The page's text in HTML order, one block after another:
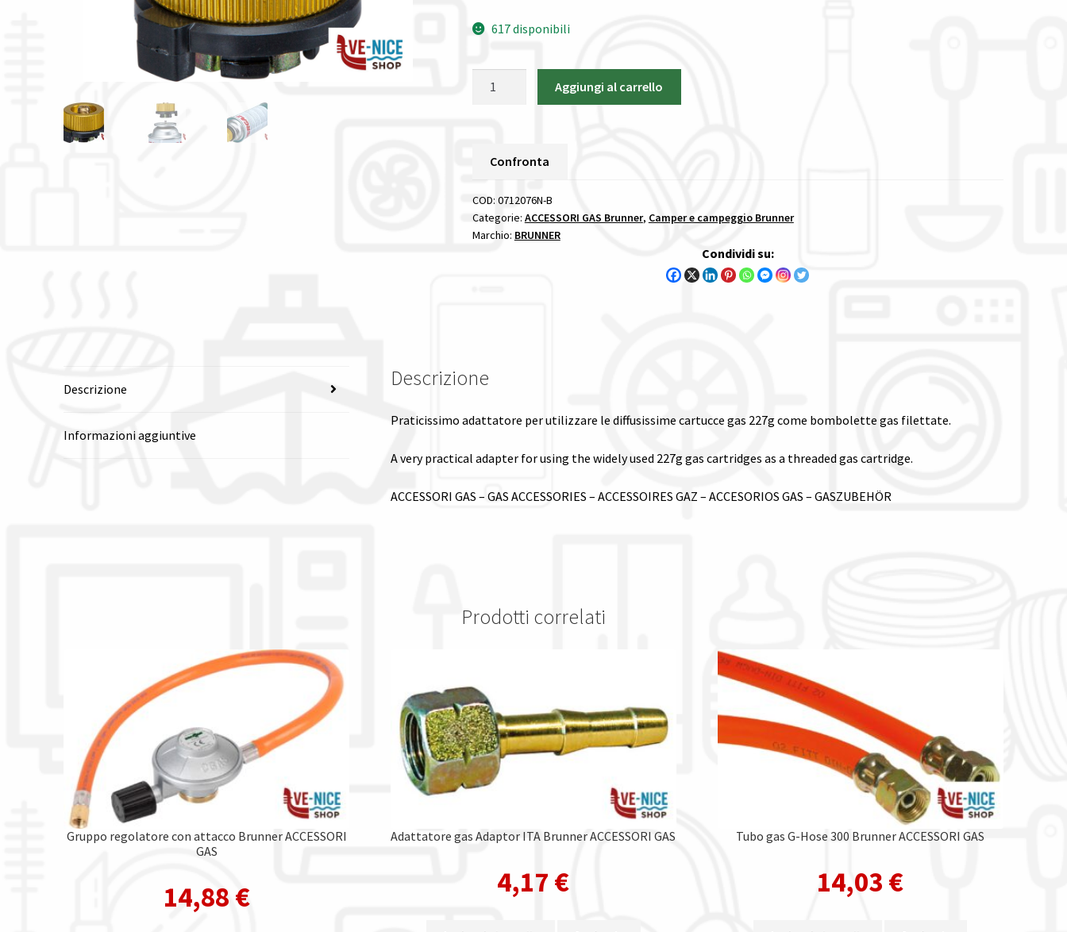
617 disponibili
quantità
Aggiungi al carrello
Confronta
COD: 0712076N-B
Categorie: ACCESSORI GAS Brunner, Camper e campeggio Brunner
Marchio: BRUNNER
Condividi su:
Descrizione
Informazioni aggiuntive
Descrizione
Praticissimo adattatore per utilizzare le diffusissime cartucce gas 227g come bombolette gas filettate.
A very practical adapter for using the widely used 227g gas cartridges as a threaded gas cartridge.
ACCESSORI GAS – GAS ACCESSORIES – ACCESSOIRES GAZ – ACCESORIOS GAS – GASZUBEHÖR
Prodotti correlati
Gruppo regolatore con attacco Brunner ACCESSORI
GAS
14,88 €
Adattatore gas Adaptor ITA Brunner ACCESSORI GAS
4,17 €
Tubo gas G-Hose 300 Brunner ACCESSORI GAS
14,03 €